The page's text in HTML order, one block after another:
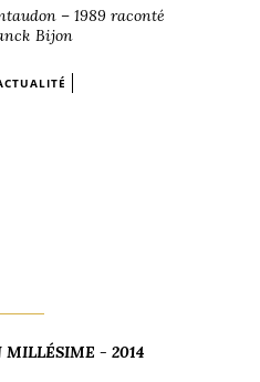
– 1989 raconté
Bijon
MILLÉSIME - 2014